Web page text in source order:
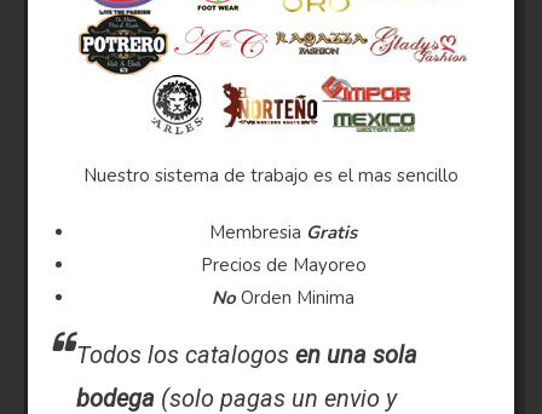
Nuestro sistema de trabajo es el mas sencillo
Membresia Gratis
Precios de Mayoreo
No Orden Minima
Todos los catalogosen una sola
bodega (solo pagas un envio y